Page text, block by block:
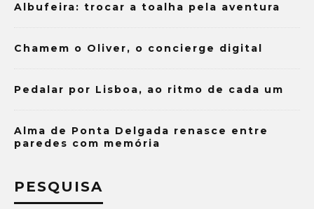
Albufeira: trocar a toalha pela aventura
Chamem o Oliver, o concierge digital
Pedalar por Lisboa, ao ritmo de cada um
Alma de Ponta Delgada renasce entre
paredes com memória
PESQUISA